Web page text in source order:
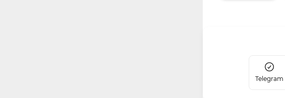
Telegram